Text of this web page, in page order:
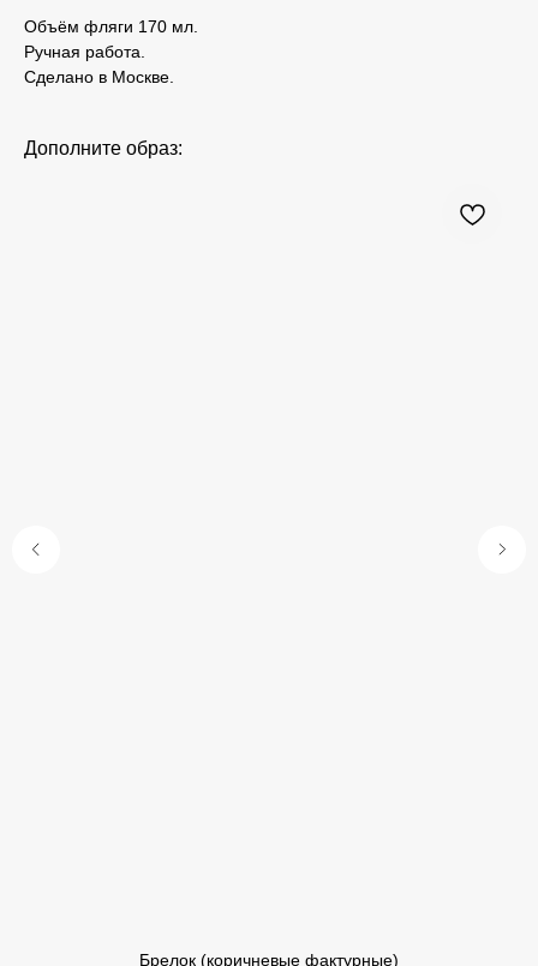
Объём фляги 170 мл.
Ручная работа.
Сделано в Москве.
Дополните образ:
Брелок (коричневые фактурные)